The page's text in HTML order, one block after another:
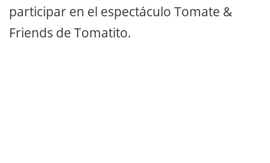
participar en el espectáculo Tomate &
Friends de Tomatito.